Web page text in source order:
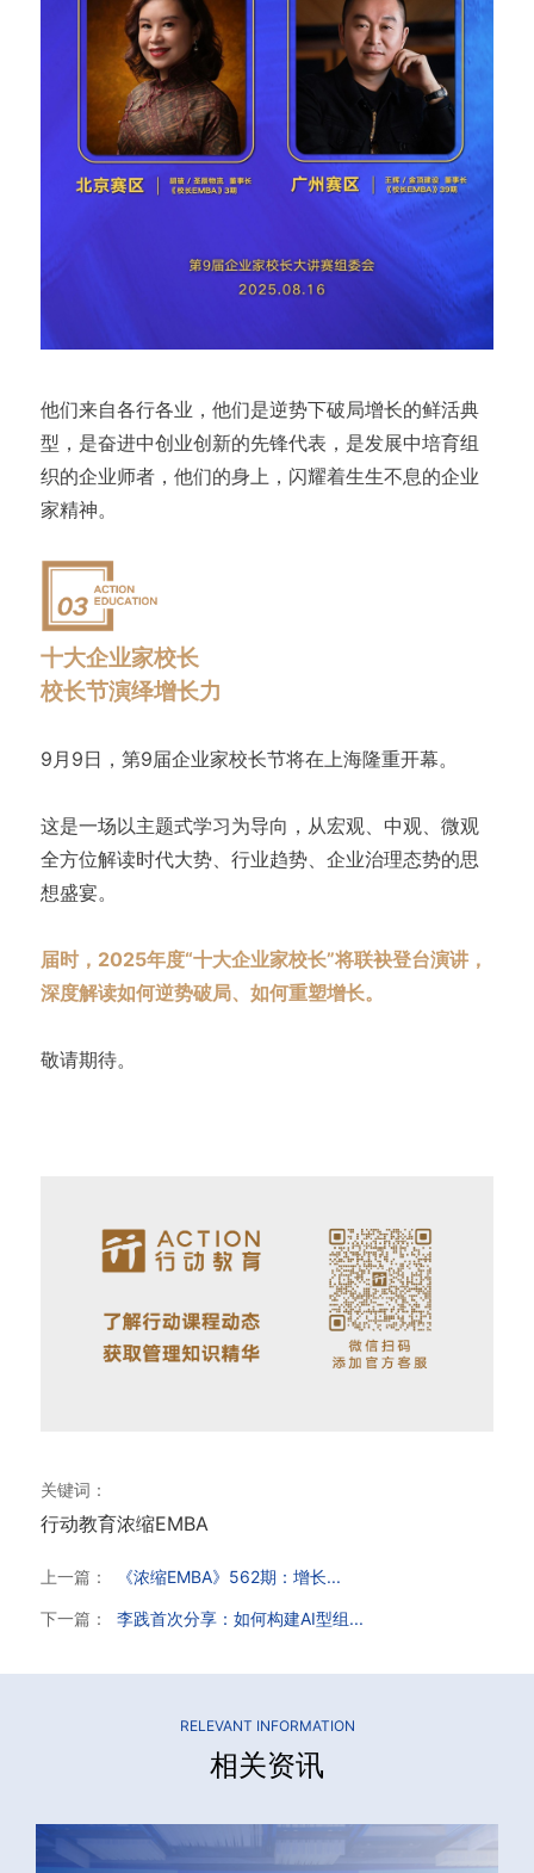
他们来自各行各业，他们是逆势下破局增长的鲜活典
型，是奋进中创业创新的先锋代表，是发展中培育组
织的企业师者，他们的身上，闪耀着生生不息的企业
家精神。
十大企业家校长
校长节演绎增长力
9月9日，第9届企业家校长节将在上海隆重开幕。
这是一场以主题式学习为导向，从宏观、中观、微观
全方位解读时代大势、行业趋势、企业治理态势的思
想盛宴。
届时，2025年度“十大企业家校长”将联袂登台演讲，
深度解读如何逆势破局、如何重塑增长。
敬请期待。
关键词：
行动教育浓缩EMBA
上一篇： 《浓缩EMBA》562期：增长...
下一篇： 李践首次分享：如何构建AI型组...
RELEVANT INFORMATION
相关资讯